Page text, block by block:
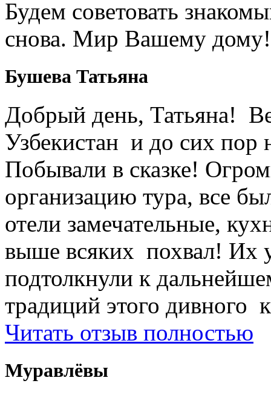
Будем советовать
снова. Мир Вашему дому!
Бушева Татьяна
Добрый день, Татьяна!
Узбекистан и до сих пор
Побывали в сказке!
организацию тура, все
отели замечательные,
выше всяких похвал! Их
подтолкнули к
традиций этого дивного
Читать отзыв полностью
Муравлёвы